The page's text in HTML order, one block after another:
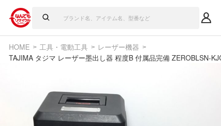
HOME 工具・電動工具
レーザー機器
TAJIMA タジマ レーザー墨出し器 程度B 付属品完備 ZEROBLSN-